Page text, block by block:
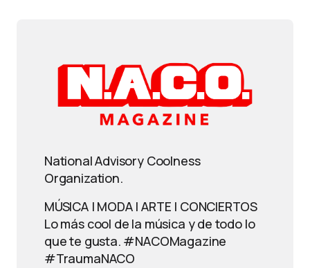
National Advisory Coolness
Organization.
MÚSICA | MODA | ARTE | CONCIERTOS
Lo más cool de la música y de todo lo
que te gusta. #NACOMagazine
#TraumaNACO